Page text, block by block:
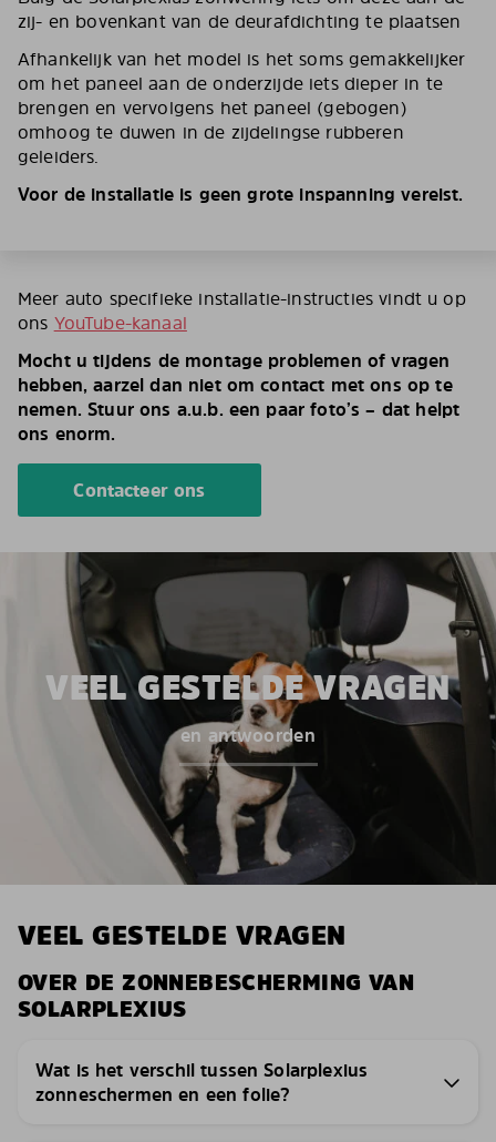
zij- en bovenkant van de deurafdichting te plaatsen
Afhankelijk van het model is het soms gemakkelijker
om het paneel aan de onderzijde iets dieper in te
brengen en vervolgens het paneel (gebogen)
omhoog te duwen in de zijdelingse rubberen
geleiders.
Voor de installatie is geen grote inspanning vereist.
Meer auto specifieke installatie-instructies vindt u op
ons YouTube-kanaal
Mocht u tijdens de montage problemen of vragen
hebben, aarzel dan niet om contact met ons op te
nemen. Stuur ons a.u.b. een paar foto’s – dat helpt
ons enorm.
Contacteer ons
VEEL GESTELDE VRAGEN
en antwoorden
VEEL GESTELDE VRAGEN
OVER DE ZONNEBESCHERMING VAN
SOLARPLEXIUS
Wat is het verschil tussen Solarplexius
zonneschermen en een folie?